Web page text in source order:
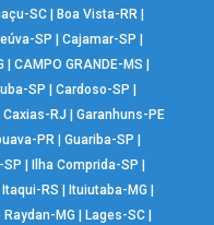
SC Boa Vista-RR
SP Cajamar-SP
|CAMPO GRANDE-MS
SP Cardoso-SP
Caxias-RJ
Garanhuns-PE
PR| Guariba-SP
SP Ilha Comprida-SP
Itaqui-RS Ituiutaba-MG
MG Lages-SC|